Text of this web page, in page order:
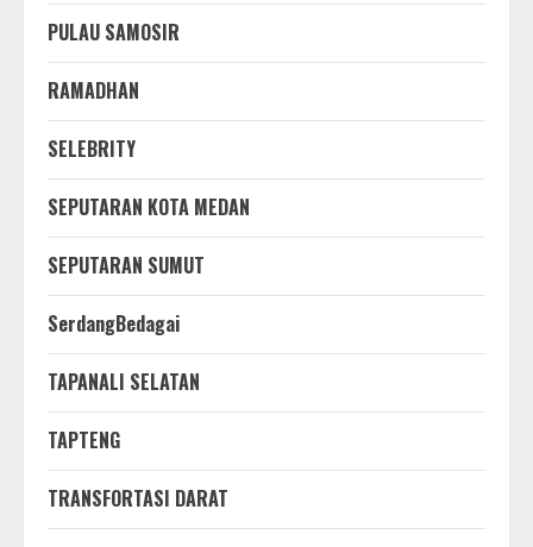
PULAU SAMOSIR
RAMADHAN
SELEBRITY
SEPUTARAN KOTA MEDAN
SEPUTARAN SUMUT
SerdangBedagai
TAPANALI SELATAN
TAPTENG
TRANSFORTASI DARAT